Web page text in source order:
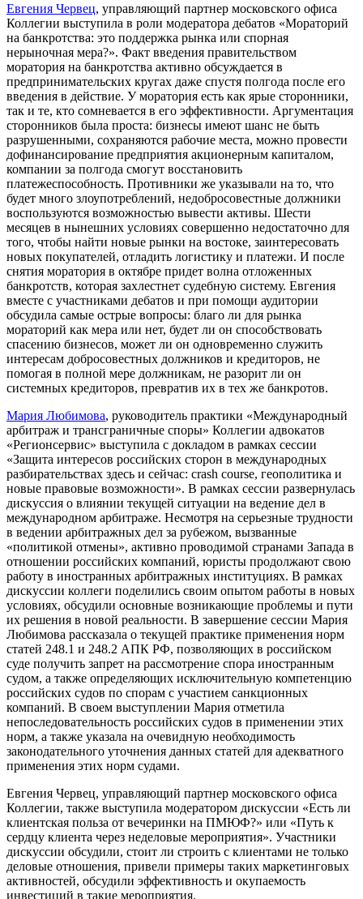
Евгения Червец, управляющий партнер московского офиса
Коллегии выступила в роли модератора дебатов «Мораторий
на банкротства: это поддержка рынка или спорная
нерыночная мера?». Факт введения правительством
моратория на банкротства активно обсуждается в
предпринимательских кругах даже спустя полгода после его
введения в действие. У моратория есть как ярые сторонники,
так и те, кто сомневается в его эффективности. Аргументация
сторонников была проста: бизнесы имеют шанс не быть
разрушенными, сохраняются рабочие места, можно провести
дофинансирование предприятия акционерным капиталом,
компании за полгода смогут восстановить
платежеспособность. Противники же указывали на то, что
будет много злоупотреблений, недобросовестные должники
воспользуются возможностью вывести активы. Шести
месяцев в нынешних условиях совершенно недостаточно для
того, чтобы найти новые рынки на востоке, заинтересовать
новых покупателей, отладить логистику и платежи. И после
снятия моратория в октябре придет волна отложенных
банкротств, которая захлестнет судебную систему. Евгения
вместе с участниками дебатов и при помощи аудитории
обсудила самые острые вопросы: благо ли для рынка
мораторий как мера или нет, будет ли он способствовать
спасению бизнесов, может ли он одновременно служить
интересам добросовестных должников и кредиторов, не
помогая в полной мере должникам, не разорит ли он
системных кредиторов, превратив их в тех же банкротов.
Мария Любимова, руководитель практики «Международный
арбитраж и трансграничные споры» Коллегии адвокатов
«Регионсервис» выступила с докладом в рамках сессии
«Защита интересов российских сторон в международных
разбирательствах здесь и сейчас: crash course, геополитика и
новые правовые возможности». В рамках сессии развернулась
дискуссия о влиянии текущей ситуации на ведение дел в
международном арбитраже. Несмотря на серьезные трудности
в ведении арбитражных дел за рубежом, вызванные
«политикой отмены», активно проводимой странами Запада в
отношении российских компаний, юристы продолжают свою
работу в иностранных арбитражных институциях. В рамках
дискуссии коллеги поделились своим опытом работы в новых
условиях, обсудили основные возникающие проблемы и пути
их решения в новой реальности. В завершение сессии Мария
Любимова рассказала о текущей практике применения норм
статей 248.1 и 248.2 АПК РФ, позволяющих в российском
суде получить запрет на рассмотрение спора иностранным
судом, а также определяющих исключительную компетенцию
российских судов по спорам с участием санкционных
компаний. В своем выступлении Мария отметила
непоследовательность российских судов в применении этих
норм, а также указала на очевидную необходимость
законодательного уточнения данных статей для адекватного
применения этих норм судами.
Евгения Червец, управляющий партнер московского офиса
Коллегии, также выступила модератором дискуссии «Есть ли
клиентская польза от вечеринки на ПМЮФ?» или «Путь к
сердцу клиента через неделовые мероприятия». Участники
дискуссии обсудили, стоит ли строить с клиентами не только
деловые отношения, привели примеры таких маркетинговых
активностей, обсудили эффективность и окупаемость
инвестиций в такие мероприятия.